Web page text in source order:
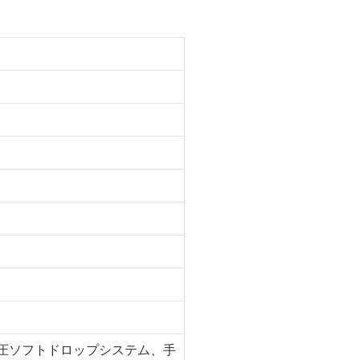
ソフトドロップシステム、手